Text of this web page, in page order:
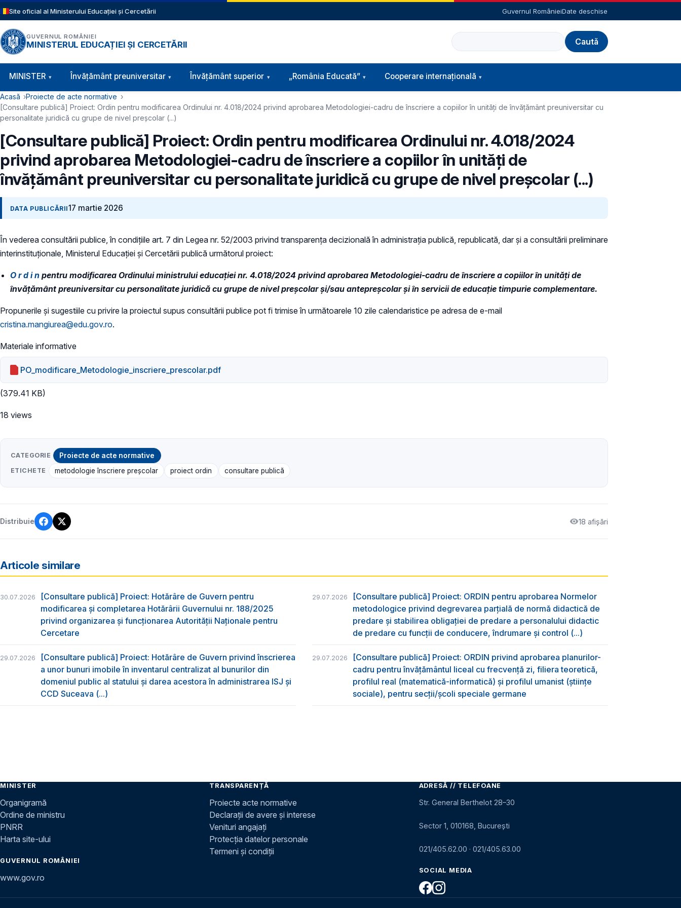
Sari la conținutul principal
Site oficial al Ministerului Educației și Cercetării Guvernul RomânieiDate deschise
GUVERNUL ROMÂNIEI
MINISTERUL EDUCAȚIEI ȘI CERCETĂRII
Caută
Navigație principală
MINISTER Învăţământ preuniversitar Învățământ superior „România Educată” Cooperare internațională
Cale de navigare
Acasă
Proiecte de acte normative
[Consultare publică] Proiect: Ordin pentru modificarea Ordinului nr. 4.018/2024 privind aprobarea Metodologiei-cadru de înscriere a copiilor în unități de învățământ preuniversitar cu
personalitate juridică cu grupe de nivel preșcolar (...)
[Consultare publică] Proiect: Ordin pentru modificarea Ordinului nr. 4.018/2024
privind aprobarea Metodologiei-cadru de înscriere a copiilor în unități de
învățământ preuniversitar cu personalitate juridică cu grupe de nivel preșcolar (...)
DATA PUBLICĂRII17 martie 2026
În vederea consultării publice, în condiţiile art. 7 din Legea nr. 52/2003 privind transparenţa decizională în administraţia publică, republicată, dar și a consultării preliminare
interinstituționale, Ministerul Educaţiei și Cercetării publică următorul proiect:
O r d i n pentru modificarea Ordinului ministrului educației nr. 4.018/2024 privind aprobarea Metodologiei-cadru de înscriere a copiilor în unități de
învățământ preuniversitar cu personalitate juridică cu grupe de nivel preșcolar și/sau antepreșcolar și în servicii de educație timpurie complementare.
Propunerile și sugestiile cu privire la proiectul supus consultării publice pot fi trimise în următoarele 10 zile calendaristice pe adresa de e-mail
cristina.mangiurea@edu.gov.ro.
Materiale informative
PO_modificare_Metodologie_inscriere_prescolar.pdf
(379.41 KB)
18 views
CATEGORIE Proiecte de acte normative
ETICHETE metodologie înscriere preșcolar proiect ordin consultare publică
Distribuie 18 afișări
Articole similare
30.07.2026
[Consultare publică] Proiect: Hotărâre de Guvern pentru
modificarea și completarea Hotărârii Guvernului nr. 188/2025
privind organizarea şi funcţionarea Autorităţii Naţionale pentru
Cercetare
29.07.2026
[Consultare publică] Proiect: ORDIN pentru aprobarea Normelor
metodologice privind degrevarea parțială de normă didactică de
predare şi stabilirea obligaţiei de predare a personalului didactic
de predare cu funcții de conducere, îndrumare și control (...)
29.07.2026
[Consultare publică] Proiect: Hotărâre de Guvern privind înscrierea
a unor bunuri imobile în inventarul centralizat al bunurilor din
domeniul public al statului și darea acestora în administrarea ISJ și
CCD Suceava (...)
29.07.2026
[Consultare publică] Proiect: ORDIN privind aprobarea planurilor-
cadru pentru învățământul liceal cu frecvență zi, filiera teoretică,
profilul real (matematică-informatică) și profilul umanist (științe
sociale), pentru secții/școli speciale germane
MINISTER
Organigramă
Ordine de ministru
PNRR
Harta site-ului
GUVERNUL ROMÂNIEI
www.gov.ro
TRANSPARENȚĂ
Proiecte acte normative
Declarații de avere și interese
Venituri angajați
Protecția datelor personale
Termeni și condiții
ADRESĂ // TELEFOANE
Str. General Berthelot 28–30
Sector 1, 010168, București
021/405.62.00 · 021/405.63.00
SOCIAL MEDIA